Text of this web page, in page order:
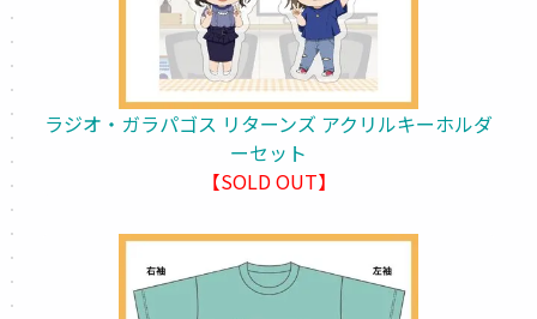
ラジオ・ガラパゴス リターンズ アクリルキーホルダ
ーセット
【SOLD OUT】